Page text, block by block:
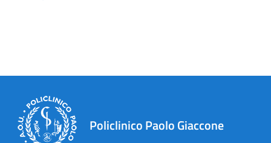
Policlinico Paolo Giaccone